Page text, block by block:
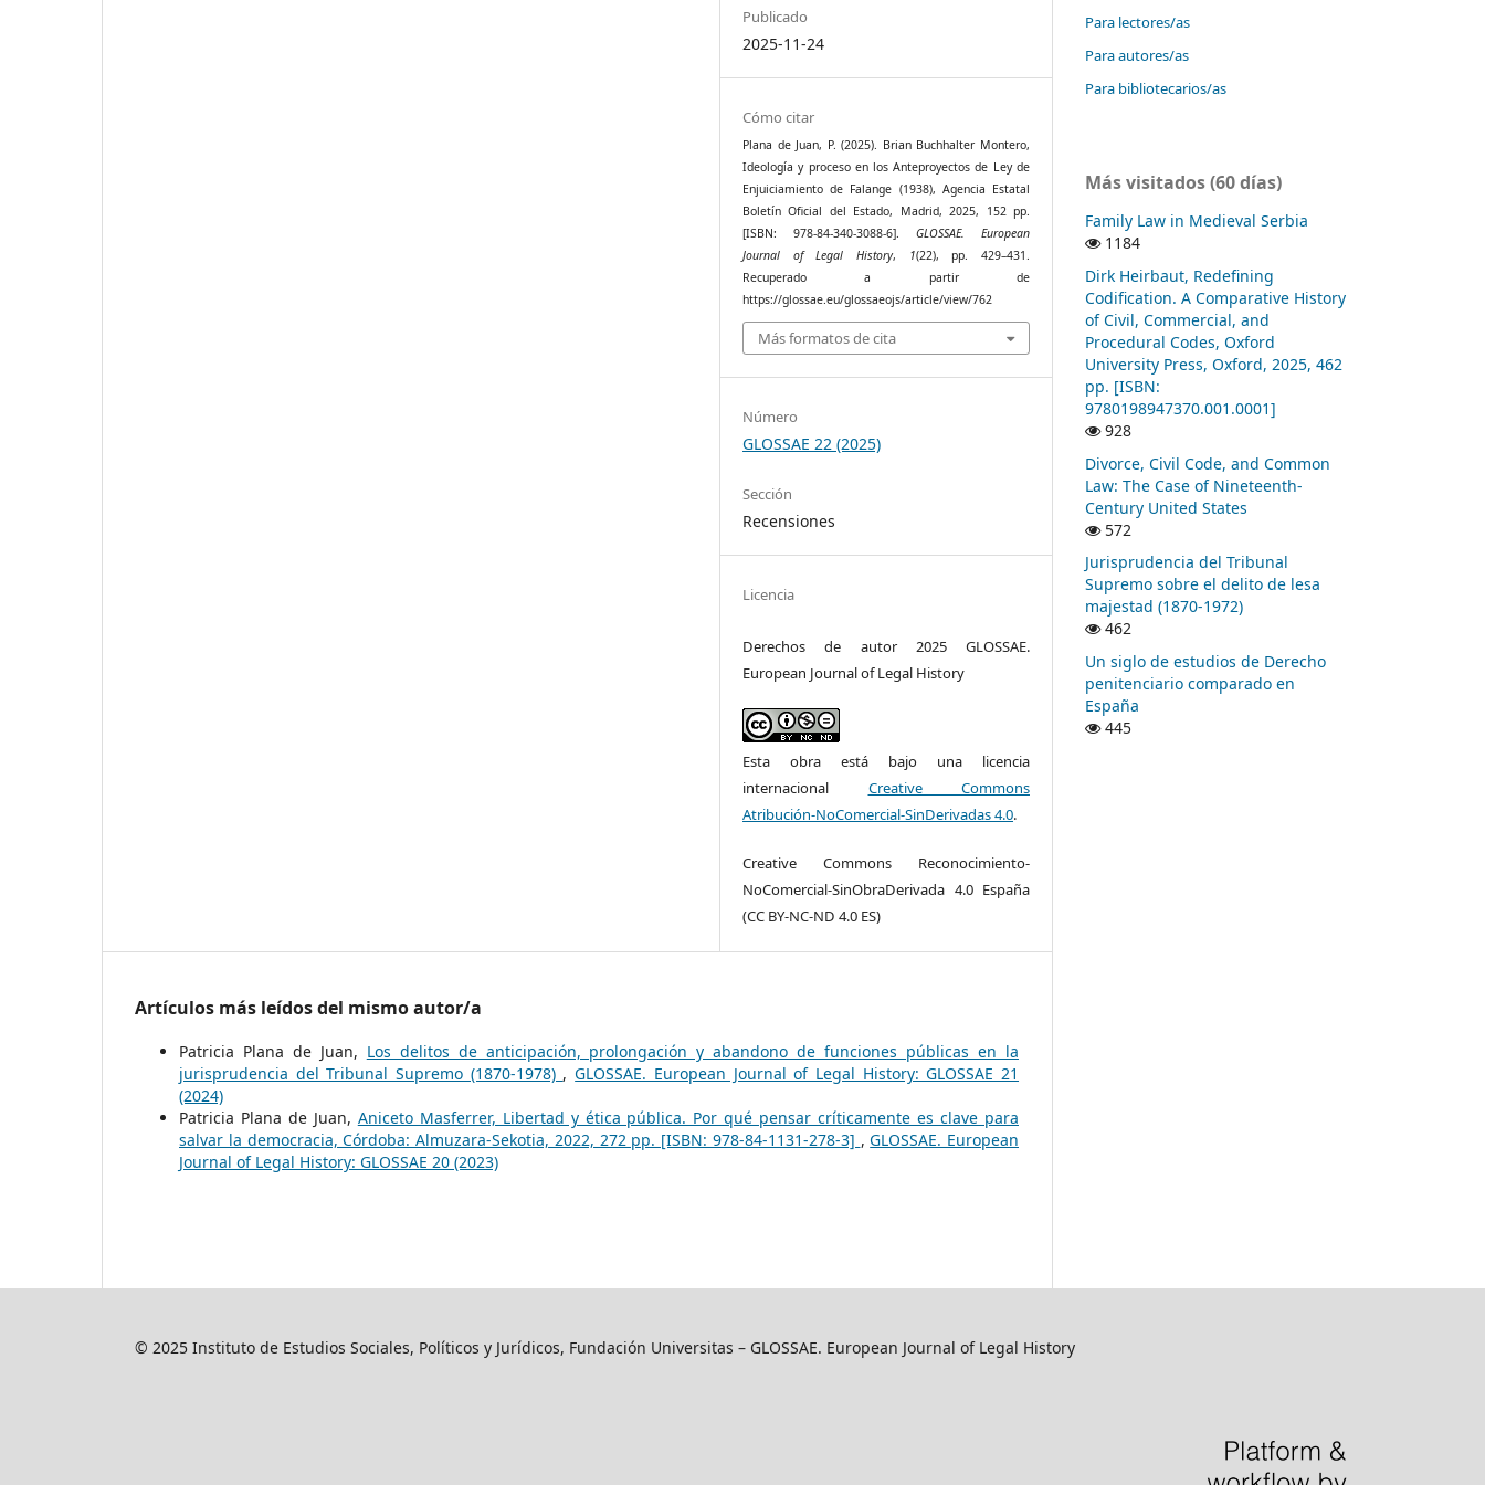
Publicado
2025-11-24
Cómo citar
Plana de Juan, P. (2025). Brian Buchhalter Montero,
Ideología y proceso en los Anteproyectos de Ley de
Enjuiciamiento de Falange (1938), Agencia Estatal
Boletín Oficial del Estado, Madrid, 2025, 152 pp.
[ISBN: 978-84-340-3088-6]. GLOSSAE. European
Journal of Legal History, 1(22), pp. 429–431.
Recuperado a partir de
https://glossae.eu/glossaeojs/article/view/762
Más formatos de cita
Número
GLOSSAE 22 (2025)
Sección
Recensiones
Licencia
Derechos de autor 2025 GLOSSAE.
European Journal of Legal History
Esta obra está bajo una licencia
internacional Creative Commons
Atribución-NoComercial-SinDerivadas 4.0.
Creative Commons Reconocimiento-
NoComercial-SinObraDerivada 4.0 España
(CC BY-NC-ND 4.0 ES)
Artículos más leídos del mismo autor/a
Patricia Plana de Juan, Los delitos de anticipación, prolongación y abandono de funciones públicas en la
jurisprudencia del Tribunal Supremo (1870-1978) ,GLOSSAE. European Journal of Legal History: GLOSSAE 21
(2024)
Patricia Plana de Juan, Aniceto Masferrer, Libertad y ética pública. Por qué pensar críticamente es clave para
salvar la democracia, Córdoba: Almuzara-Sekotia, 2022, 272 pp. [ISBN: 978-84-1131-278-3] ,GLOSSAE. European
Journal of Legal History: GLOSSAE 20 (2023)
Para lectores/as
Para autores/as
Para bibliotecarios/as
Más visitados (60 días)
Family Law in Medieval Serbia
1184
Dirk Heirbaut, Redefining
Codification. A Comparative History
of Civil, Commercial, and
Procedural Codes, Oxford
University Press, Oxford, 2025, 462
pp. [ISBN:
9780198947370.001.0001]
928
Divorce, Civil Code, and Common
Law: The Case of Nineteenth-
Century United States
572
Jurisprudencia del Tribunal
Supremo sobre el delito de lesa
majestad (1870-1972)
462
Un siglo de estudios de Derecho
penitenciario comparado en
España
445
© 2025 Instituto de Estudios Sociales, Políticos y Jurídicos, Fundación Universitas – GLOSSAE. European Journal of Legal History